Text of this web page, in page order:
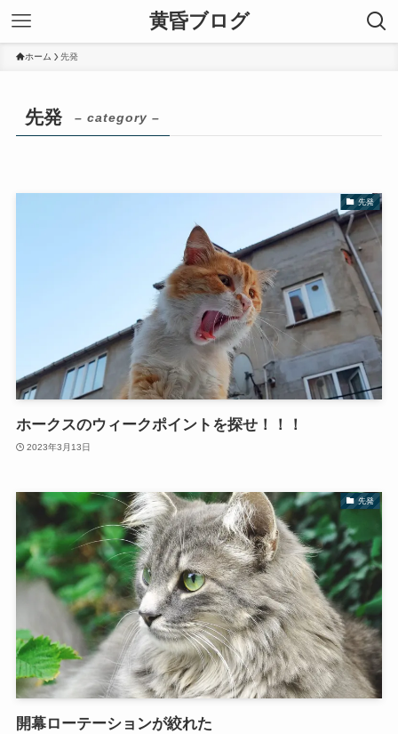
黄昏ブログ
ホーム 先発
先発 – category –
先発
ホークスのウィークポイントを探せ！！！
2023年3月13日
先発
開幕ローテーションが絞れた